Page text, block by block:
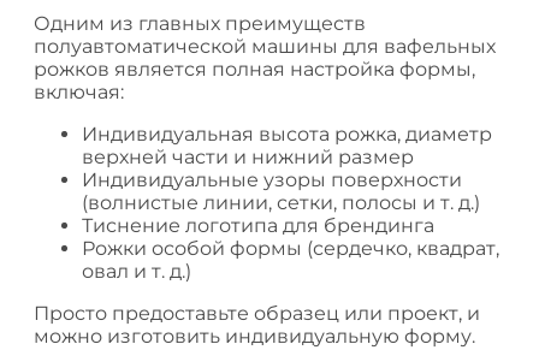
Одним из главных преимуществ
полуавтоматической машины для вафельных
рожков является полная настройка формы,
включая:
Индивидуальная высота рожка, диаметр
верхней части и нижний размер
Индивидуальные узоры поверхности
(волнистые линии, сетки, полосы и т. д.)
Тиснение логотипа для брендинга
Рожки особой формы (сердечко, квадрат,
овал и т. д.)
Просто предоставьте образец или проект, и
можно изготовить индивидуальную форму.